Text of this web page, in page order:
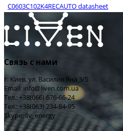
C0603C102K4RECAUTO datasheet
Связь с нами
г. Киев, ул. Василия Яна 3/5
Email: info@liven.com.ua
Тел.: +38(066) 676-66-24
Тел.: +38(063) 234-84-95
Skype: liv_energy